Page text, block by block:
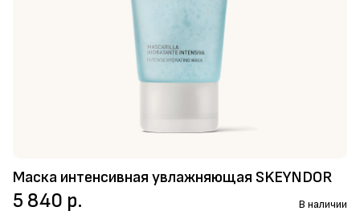
Маска интенсивная увлажняющая SKEYNDOR
5 840 р. В наличии